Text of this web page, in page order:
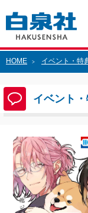
HOME > イベント・特
イベント